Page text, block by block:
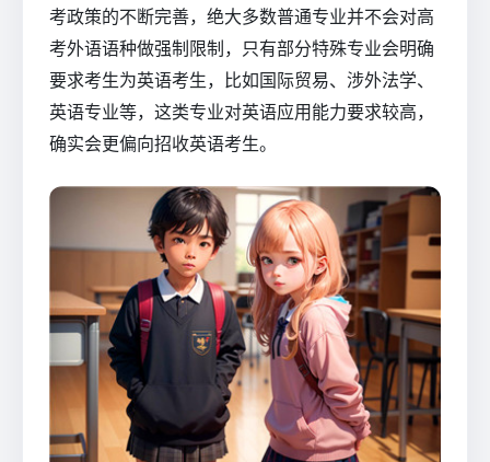
考政策的不断完善，绝大多数普通专业并不会对高
考外语语种做强制限制，只有部分特殊专业会明确
要求考生为英语考生，比如国际贸易、涉外法学、
英语专业等，这类专业对英语应用能力要求较高，
确实会更偏向招收英语考生。